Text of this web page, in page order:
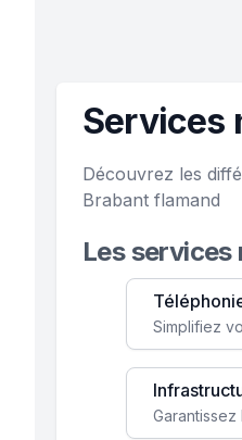
Services
Découvrez les
Brabant flamand
Les